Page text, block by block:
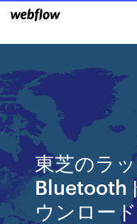
東芝のラ
Bluetooth
ウンロー